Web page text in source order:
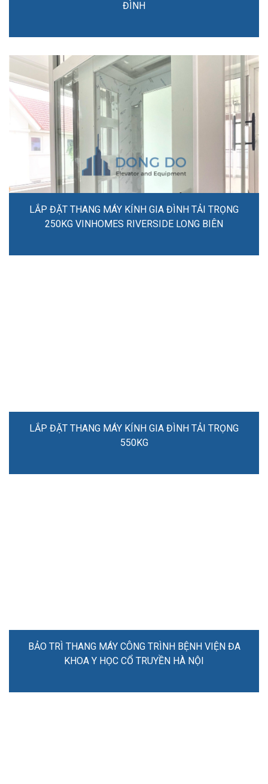
ĐÌNH
LẮP ĐẶT THANG MÁY KÍNH GIA ĐÌNH TẢI TRỌNG
250KG VINHOMES RIVERSIDE LONG BIÊN
LẮP ĐẶT THANG MÁY KÍNH GIA ĐÌNH TẢI TRỌNG
550KG
BẢO TRÌ THANG MÁY CÔNG TRÌNH BỆNH VIỆN ĐA
KHOA Y HỌC CỔ TRUYỀN HÀ NỘI